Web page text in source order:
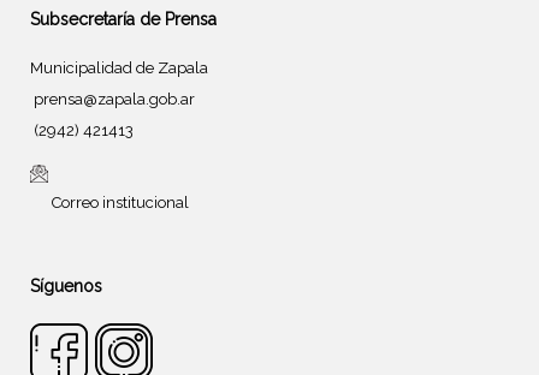
Subsecretaría de Prensa
Municipalidad de Zapala
prensa@zapala.gob.ar
(2942) 421413
Correo institucional
Síguenos